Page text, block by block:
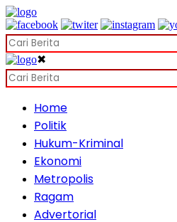
✖
Home
Politik
Hukum-Kriminal
Ekonomi
Metropolis
Ragam
Advertorial